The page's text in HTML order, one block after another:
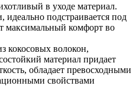
в уходе материал.
идеально подстраивается под
максимальный комфорт во
кокосовых волокон,
материал придает
обладает превосходными
свойствами